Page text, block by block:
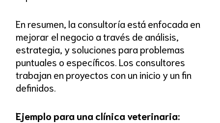
En resumen, la consultoría está enfocada en
mejorar el negocio a través de análisis,
estrategia, y soluciones para problemas
puntuales o específicos. Los consultores
trabajan en proyectos con un inicio y un fin
definidos.
Ejemplo para una clínica veterinaria: